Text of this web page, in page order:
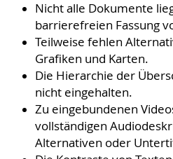
Nicht alle Dokumente
barrierefreien Fassung
Teilweise fehlen
Grafiken und Karten.
Die Hierarchie der
nicht eingehalten.
Zu eingebundenen
vollständigen
Alternativen oder